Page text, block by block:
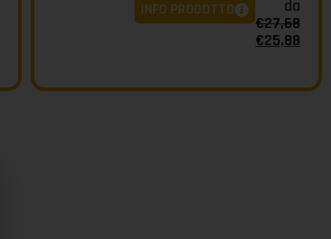
da
€27,68
€25,88
INFO PRODOTTO